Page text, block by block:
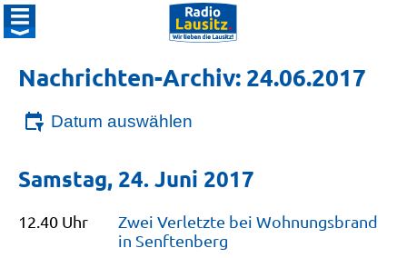
Nachrichten-Archiv: 24.06.2017
Datum auswählen
Samstag, 24. Juni 2017
12.40 Uhr
Zwei Verletzte bei Wohnungsbrand
in Senftenberg